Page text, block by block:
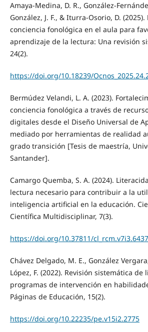
Amaya-Medina, D. R., González-
González, J. F., & Iturra-Osorio, D.
conciencia fonológica en el aula para
aprendizaje de la lectura: Una revisión
24(2).
https://doi.org/10.18239/
Bermúdez Velandi, L. A. (2023).
conciencia fonológica a través de
digitales desde el Diseño Universal de
mediado por herramientas de realidad
grado transición [Tesis de maestría,
Santander].
Camargo Quemba, S. A. (2024).
lectura necesario para contribuir a la
inteligencia artificial en la educación.
Científica Multidisciplinar, 7(3).
https://doi.org/10.37811/cl_rcm.v7i3.6437
Chávez Delgado, M. E., González
López, F. (2022). Revisión sistemática
programas de intervención en
Páginas de Educación, 15(2).
https://doi.org/10.22235/pe.v15i2.2775